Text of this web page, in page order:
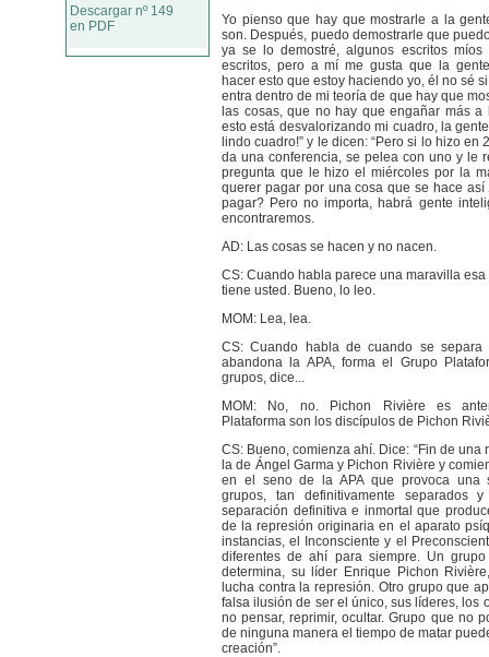
Descargar nº 149
en PDF
Yo pienso que hay que mostrarle a la
son. Después, puedo demostrarle que
ya se lo demostré, algunos escritos míos
escritos, pero a mí me gusta que la
hacer esto que estoy haciendo yo, él no sé
entra dentro de mi teoría de que hay que
las cosas, que no hay que engañar más a
esto está desvalorizando mi cuadro, la
lindo cuadro!” y le dicen: “Pero si lo hizo en
da una conferencia, se pelea con uno y le
pregunta que le hizo el miércoles por la
querer pagar por una cosa que se hace
pagar? Pero no importa, habrá gente
encontraremos.
AD: Las cosas se hacen y no nacen.
CS: Cuando habla parece una maravilla
tiene usted. Bueno, lo leo.
MOM: Lea, lea.
CS: Cuando habla de cuando se separa
abandona la APA, forma el Grupo
grupos, dice...
MOM: No, no. Pichon Rivière es
Plataforma son los discípulos de Pichon
CS: Bueno, comienza ahí. Dice: “Fin de una
la de Ángel Garma y Pichon Rivière y
en el seno de la APA que provoca una
grupos, tan definitivamente separados
separación definitiva e inmortal que
de la represión originaria en el aparato
instancias, el Inconsciente y el
diferentes de ahí para siempre. Un
determina, su líder Enrique Pichon
lucha contra la represión. Otro grupo que
falsa ilusión de ser el único, sus líderes, los
no pensar, reprimir, ocultar. Grupo que no
de ninguna manera el tiempo de matar
creación”.